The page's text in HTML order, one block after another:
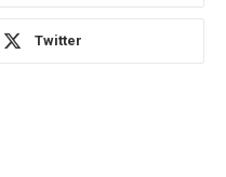
Twitter